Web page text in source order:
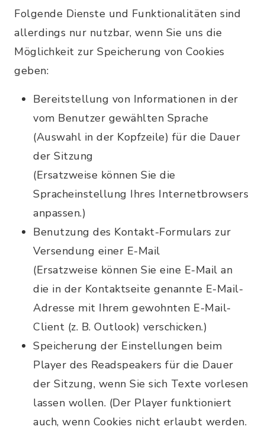
Folgende Dienste und Funktionalitäten sind
allerdings nur nutzbar, wenn Sie uns die
Möglichkeit zur Speicherung von Cookies
geben:
Bereitstellung von Informationen in der
vom Benutzer gewählten Sprache
(Auswahl in der Kopfzeile) für die Dauer
der Sitzung
(Ersatzweise können Sie die
Spracheinstellung Ihres Internetbrowsers
anpassen.)
Benutzung des Kontakt-Formulars zur
Versendung einer E-Mail
(Ersatzweise können Sie eine E-Mail an
die in der Kontaktseite genannte E-Mail-
Adresse mit Ihrem gewohnten E-Mail-
Client (z. B. Outlook) verschicken.)
Speicherung der Einstellungen beim
Player des Readspeakers für die Dauer
der Sitzung, wenn Sie sich Texte vorlesen
lassen wollen. (Der Player funktioniert
auch, wenn Cookies nicht erlaubt werden.